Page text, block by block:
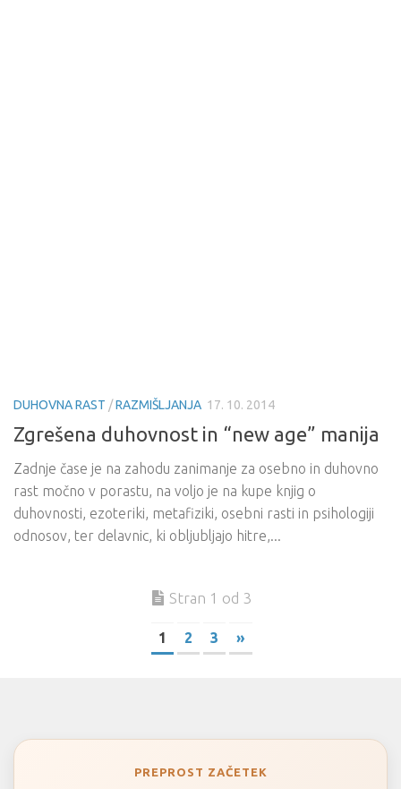
DUHOVNA RAST /RAZMIŠLJANJA 17. 10. 2014
Zgrešena duhovnost in “new age” manija
Zadnje čase je na zahodu zanimanje za osebno in duhovno
rast močno v porastu, na voljo je na kupe knjig o
duhovnosti, ezoteriki, metafiziki, osebni rasti in psihologiji
odnosov, ter delavnic, ki obljubljajo hitre,...
Stran 1 od 3
1 2 3 »
PREPROST ZAČETEK